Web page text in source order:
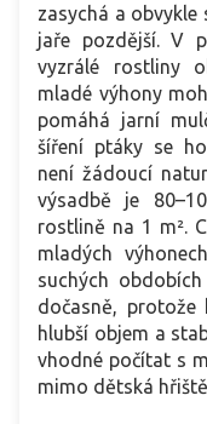
zasychá a obvykle
jaře pozdější. V
vyzrálé rostliny
mladé výhony
pomáhá jarní
šíření ptáky se
není žádoucí
výsadbě je
rostlině na 1 m².
mladých
suchých
dočasně, protože
hlubší objem a
vhodné počítat s
mimo dětská